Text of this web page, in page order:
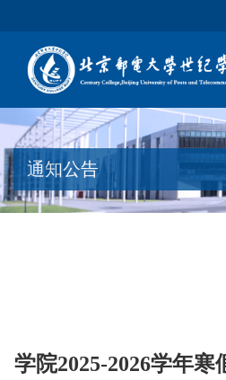
通知公告
学院2025-2026学年